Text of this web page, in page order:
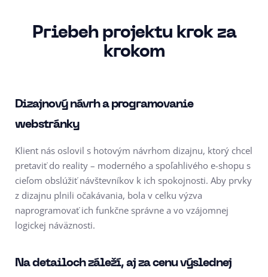
Priebeh projektu krok za
krokom
Dizajnový návrh a programovanie
webstránky
Klient nás oslovil s hotovým návrhom dizajnu, ktorý chcel
pretaviť do reality – moderného a spoľahlivého e-shopu s
cieľom obslúžiť návštevníkov k ich spokojnosti. Aby prvky
z dizajnu plnili očakávania, bola v celku výzva
naprogramovať ich funkčne správne a vo vzájomnej
logickej náväznosti.
Na detailoch záleží, aj za cenu výslednej